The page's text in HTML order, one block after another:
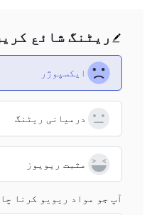
Further, the absence of
might slow down the
funds, which is a critical
where to place my capital.
of e-wallets or digital
to factor in that Tacirler
based approach may not
constraints align with your
before committing funds.
ریٹنگ شائع
ایکسپوژر
درمیانی ریٹنگ
مثبت ریویوز
آپ جو مواد ریویو کرنا